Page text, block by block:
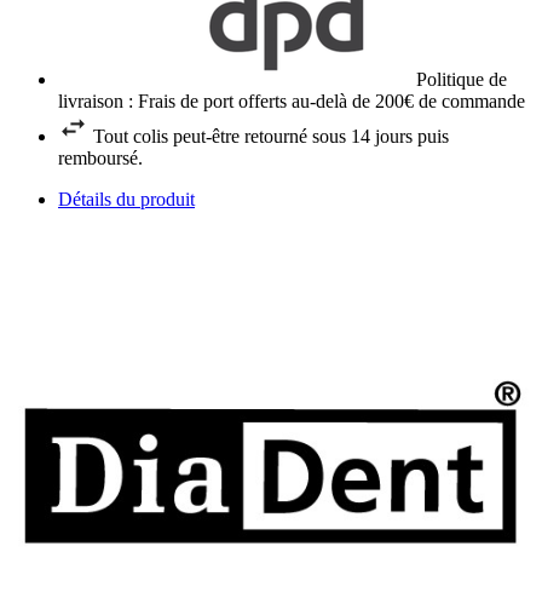
Politique de
livraison : Frais de port offerts au-delà de 200€ de commande
Tout colis peut-être retourné sous 14 jours puis
remboursé.
Détails du produit